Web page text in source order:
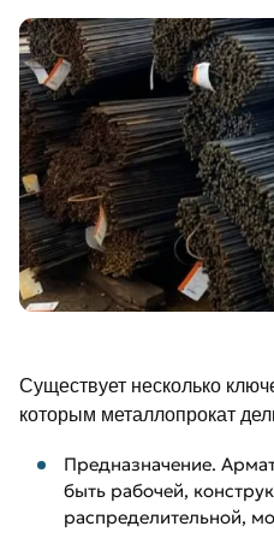
Существует несколько
которым металлопрокат
Предназначение.
быть рабочей,
распределительной,